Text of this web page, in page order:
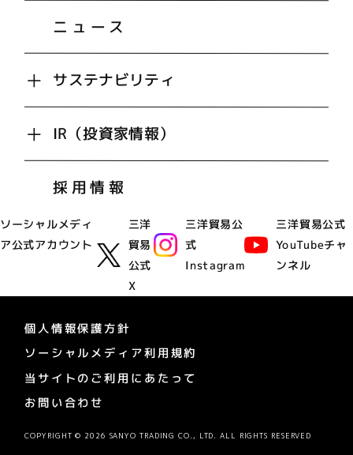
ニュース
サステナビリティ
IR（投資家情報）
採用情報
ソーシャルメディ
ア公式アカウント
三洋
貿易
公式
X
三洋貿易公
式
Instagram
三洋貿易公式
YouTubeチャ
ンネル
個人情報保護方針
ソーシャルメディア利用規約
当サイトのご利用にあたって
お問い合わせ
COPYRIGHT © 2026 SANYO TRADING CO., LTD. ALL RIGHTS RESERVED